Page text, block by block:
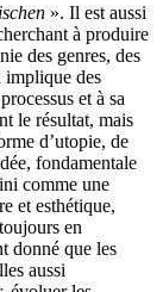
». Il est aussi
à produire
des genres, des
implique des
et à sa
le résultat, mais
d’utopie, de
fondamentale
comme une
et esthétique,
en
donné que les
aussi